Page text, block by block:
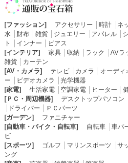
[ファッション] アクセサリー 時計│ ネ
水
財布│ 雑貨│ ジュエリー アパレル│
ト
インナー
ピアス
[インテリア]
家具│ 収納 ラック AVラ
雑貨│ カーテン
[AV・カメラ]
テレビ│ カメラ オーディ
ー
ビデオカメラ
光学機器
[家電]
生活家電│ 空調家電│ ヒーター
[ＰＣ・周辺機器]
デスクトップパソコン
ドライバー
ＰＣパーツ
[ガーデン]
ファニチャー
[自動車・バイク・自転車]
自転車│ 車パ
ビ
[スポーツ]
ゴルフ マリンスポーツ サ
ング